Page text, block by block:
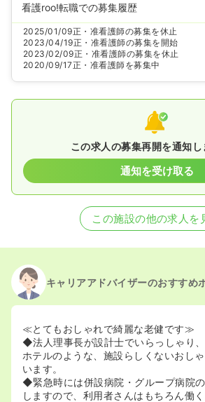
看護roo!転職での募集履歴
2025/01/09正・准看護師の募集を休止
2023/04/19正・准看護師の募集を開始
2023/02/09正・准看護師の募集を休止
2020/09/17正・准看護師を募集中
この求人の募集再開を通知し
通知を受け取る
この施設の他の求人を
キャリアアドバイザーのおすすめ
≪とてもおしゃれで綺麗な老健です≫
◆法人理事長が設計士でいらっしゃり
ホテルのような、施設らしくないおし
います。
◆緊急時には併設病院・グループ病院
しますので、利用者さんはもちろん働